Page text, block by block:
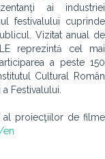
ai industriei
festivalului cuprinde
Vizitat anual de
reprezintă cel mai
a peste 150
Cultural Român
Festivalului.
al proiecţiilor de filme
en